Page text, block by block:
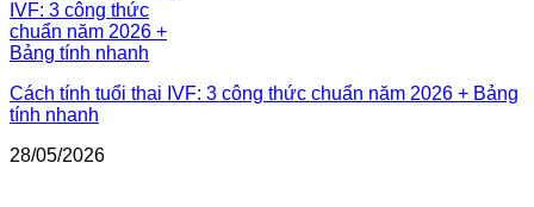
Cách tính tuổi thai IVF: 3 công thức chuẩn năm 2026 + Bảng
tính nhanh
28/05/2026